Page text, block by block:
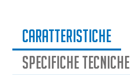
Caratteristiche
Specifiche Tecniche